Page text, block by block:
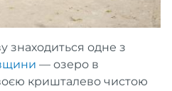
знаходиться одне з
— озеро в
кришталево чистою